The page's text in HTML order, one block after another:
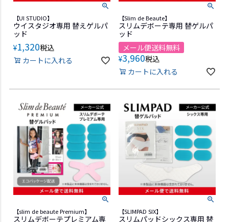
【UI STUDIO】
ウイスタジオ専用 替えゲルパ
ッド
¥1,320税込
カートに入れる
【Slim de Beaute】
スリムデボーテ専用 替ゲルパ
ッド
メール便送料無料
¥3,960税込
カートに入れる
【slim de beaute Premium】
スリムデボーテプレミアム専
【SLIMPAD SIX】
スリムパッドシックス専用 替